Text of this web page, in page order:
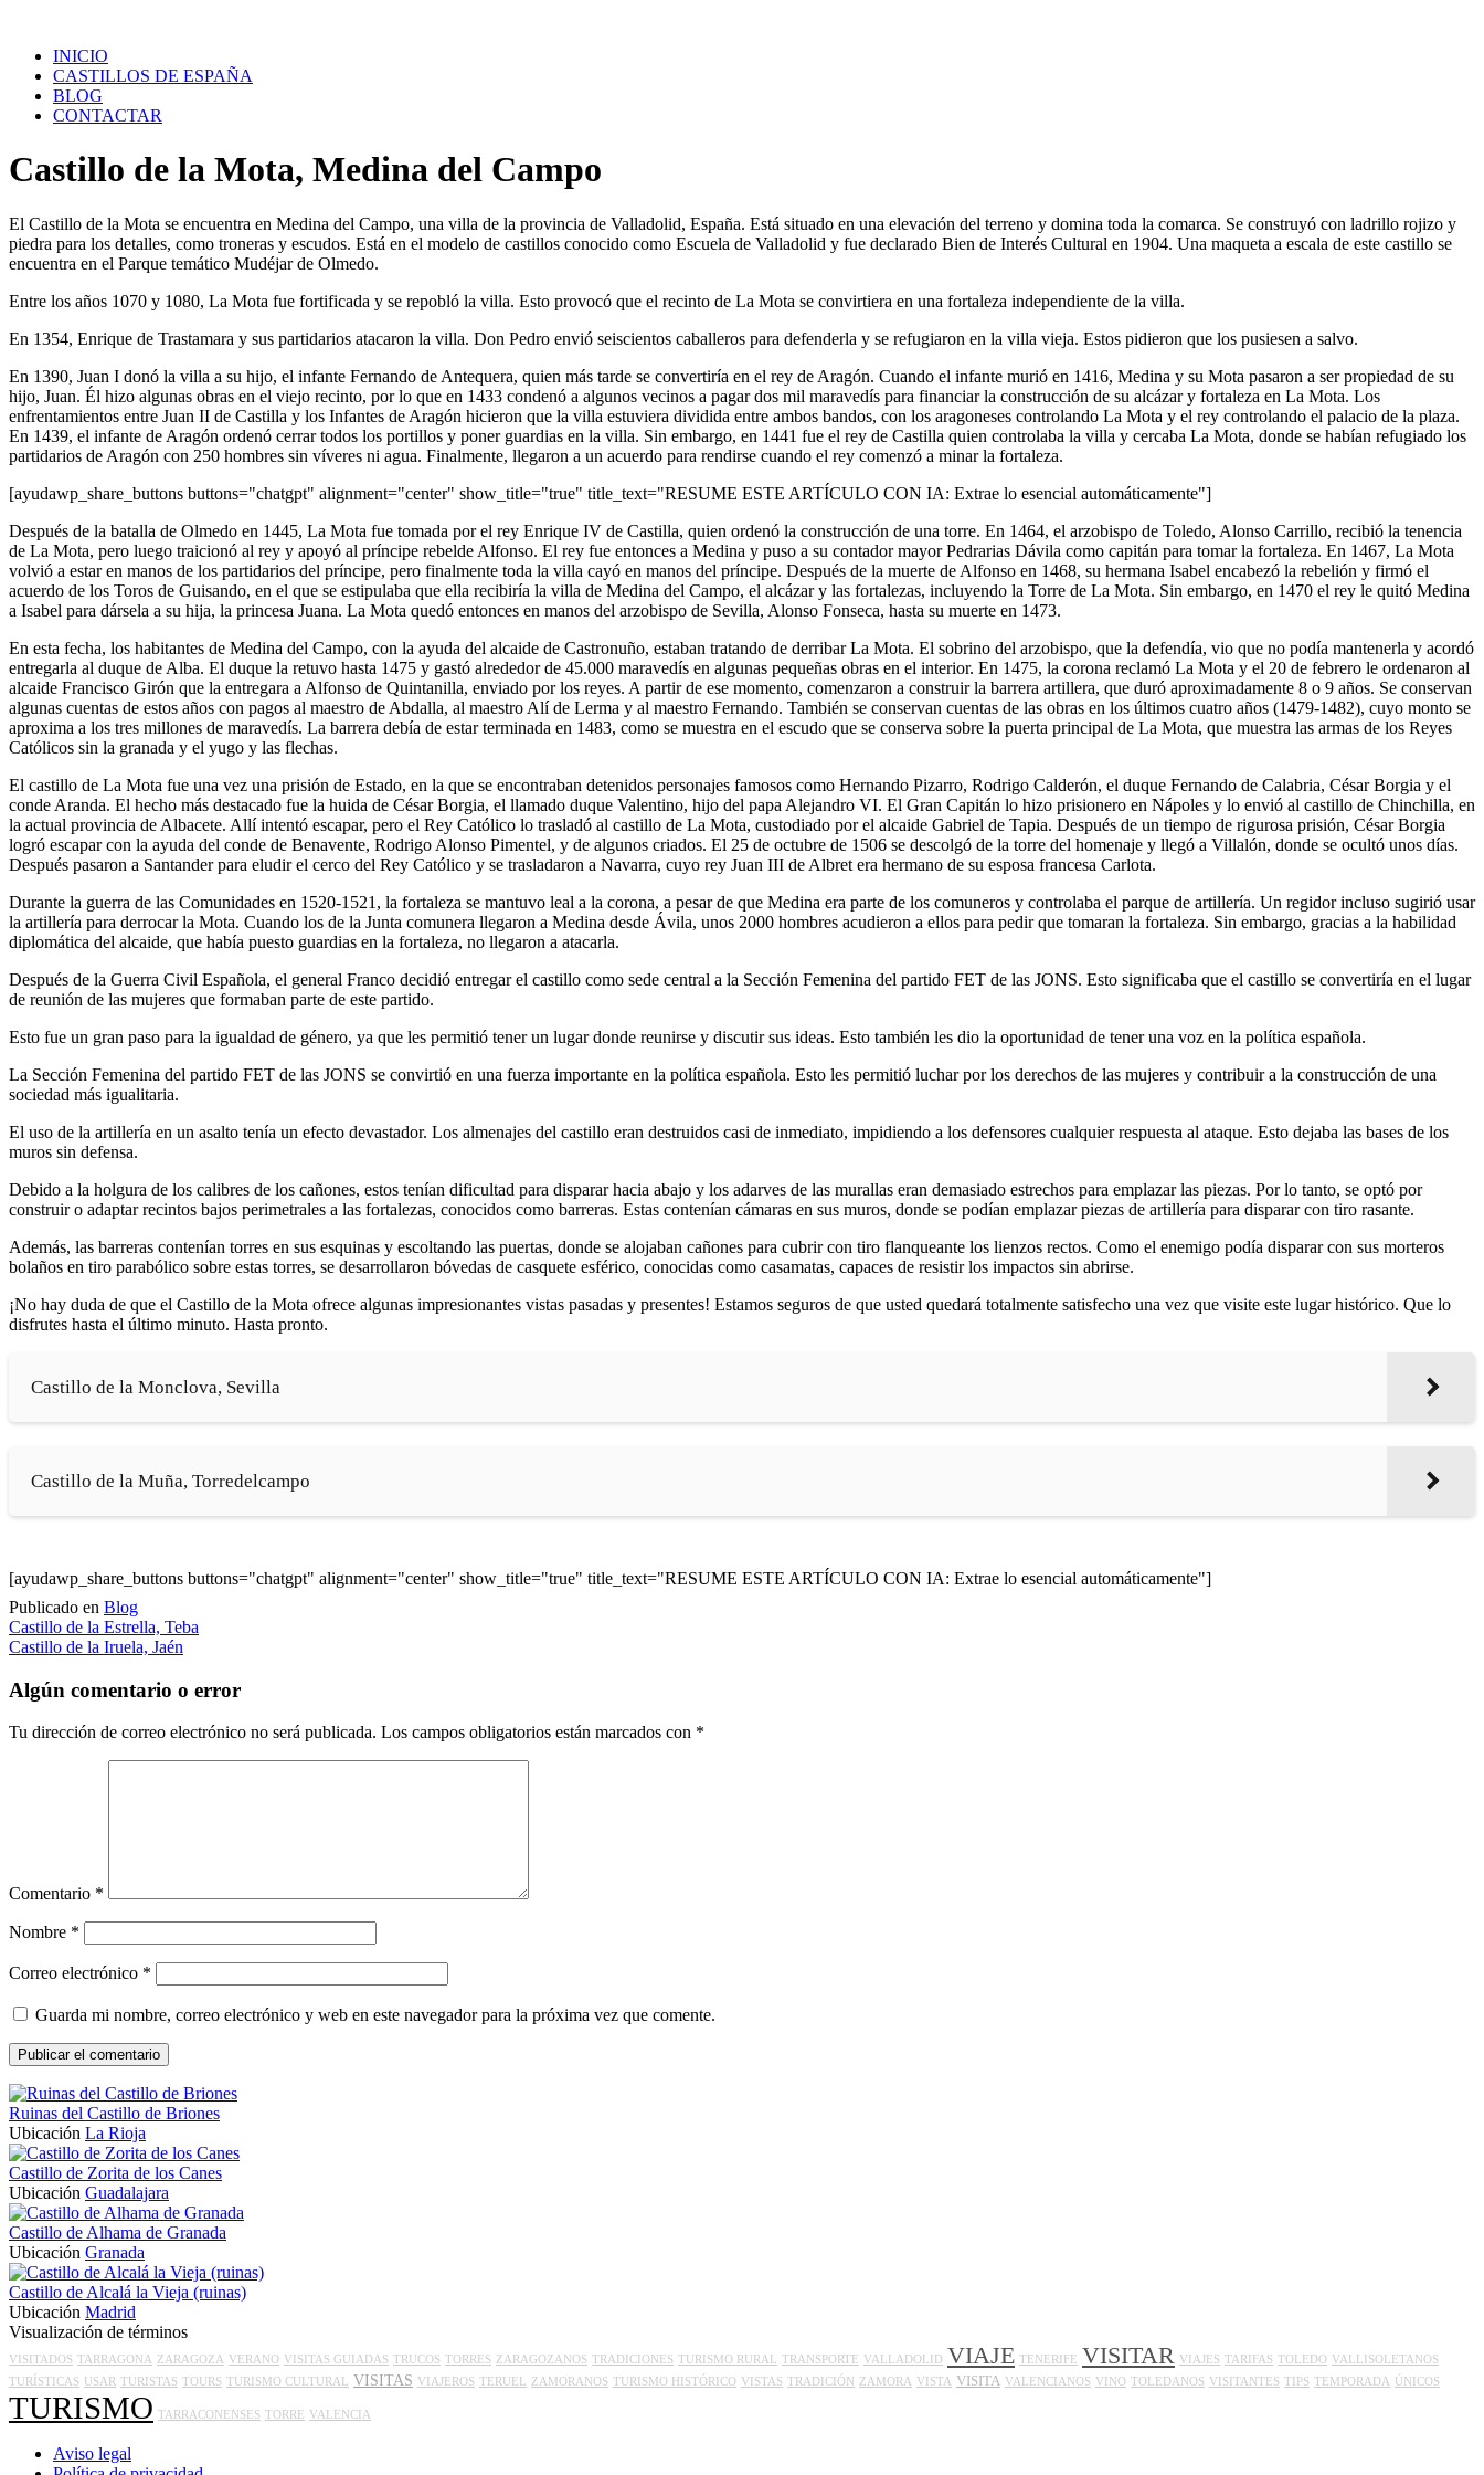
contenidoINICIO
CASTILLOS DE ESPAÑA
BLOG
CONTACTAR
Castillo de la Mota, Medina del Campo
El Castillo de la Mota se encuentra en Medina del Campo, una villa de la provincia de Valladolid, España. Está situado en una elevación del terreno y domina toda la comarca. Se construyó con ladrillo rojizo y
piedra para los detalles, como troneras y escudos. Está en el modelo de castillos conocido como Escuela de Valladolid y fue declarado Bien de Interés Cultural en 1904. Una maqueta a escala de este castillo se
encuentra en el Parque temático Mudéjar de Olmedo.
Entre los años 1070 y 1080, La Mota fue fortificada y se repobló la villa. Esto provocó que el recinto de La Mota se convirtiera en una fortaleza independiente de la villa.
En 1354, Enrique de Trastamara y sus partidarios atacaron la villa. Don Pedro envió seiscientos caballeros para defenderla y se refugiaron en la villa vieja. Estos pidieron que los pusiesen a salvo.
En 1390, Juan I donó la villa a su hijo, el infante Fernando de Antequera, quien más tarde se convertiría en el rey de Aragón. Cuando el infante murió en 1416, Medina y su Mota pasaron a ser propiedad de su
hijo, Juan. Él hizo algunas obras en el viejo recinto, por lo que en 1433 condenó a algunos vecinos a pagar dos mil maravedís para financiar la construcción de su alcázar y fortaleza en La Mota. Los
enfrentamientos entre Juan II de Castilla y los Infantes de Aragón hicieron que la villa estuviera dividida entre ambos bandos, con los aragoneses controlando La Mota y el rey controlando el palacio de la plaza.
En 1439, el infante de Aragón ordenó cerrar todos los portillos y poner guardias en la villa. Sin embargo, en 1441 fue el rey de Castilla quien controlaba la villa y cercaba La Mota, donde se habían refugiado los
partidarios de Aragón con 250 hombres sin víveres ni agua. Finalmente, llegaron a un acuerdo para rendirse cuando el rey comenzó a minar la fortaleza.
[ayudawp_share_buttons buttons="chatgpt" alignment="center" show_title="true" title_text="RESUME ESTE ARTÍCULO CON IA: Extrae lo esencial automáticamente"]
Después de la batalla de Olmedo en 1445, La Mota fue tomada por el rey Enrique IV de Castilla, quien ordenó la construcción de una torre. En 1464, el arzobispo de Toledo, Alonso Carrillo, recibió la tenencia
de La Mota, pero luego traicionó al rey y apoyó al príncipe rebelde Alfonso. El rey fue entonces a Medina y puso a su contador mayor Pedrarias Dávila como capitán para tomar la fortaleza. En 1467, La Mota
volvió a estar en manos de los partidarios del príncipe, pero finalmente toda la villa cayó en manos del príncipe. Después de la muerte de Alfonso en 1468, su hermana Isabel encabezó la rebelión y firmó el
acuerdo de los Toros de Guisando, en el que se estipulaba que ella recibiría la villa de Medina del Campo, el alcázar y las fortalezas, incluyendo la Torre de La Mota. Sin embargo, en 1470 el rey le quitó Medina
a Isabel para dársela a su hija, la princesa Juana. La Mota quedó entonces en manos del arzobispo de Sevilla, Alonso Fonseca, hasta su muerte en 1473.
En esta fecha, los habitantes de Medina del Campo, con la ayuda del alcaide de Castronuño, estaban tratando de derribar La Mota. El sobrino del arzobispo, que la defendía, vio que no podía mantenerla y acordó
entregarla al duque de Alba. El duque la retuvo hasta 1475 y gastó alrededor de 45.000 maravedís en algunas pequeñas obras en el interior. En 1475, la corona reclamó La Mota y el 20 de febrero le ordenaron al
alcaide Francisco Girón que la entregara a Alfonso de Quintanilla, enviado por los reyes. A partir de ese momento, comenzaron a construir la barrera artillera, que duró aproximadamente 8 o 9 años. Se conservan
algunas cuentas de estos años con pagos al maestro de Abdalla, al maestro Alí de Lerma y al maestro Fernando. También se conservan cuentas de las obras en los últimos cuatro años (1479-1482), cuyo monto se
aproxima a los tres millones de maravedís. La barrera debía de estar terminada en 1483, como se muestra en el escudo que se conserva sobre la puerta principal de La Mota, que muestra las armas de los Reyes
Católicos sin la granada y el yugo y las flechas.
El castillo de La Mota fue una vez una prisión de Estado, en la que se encontraban detenidos personajes famosos como Hernando Pizarro, Rodrigo Calderón, el duque Fernando de Calabria, César Borgia y el
conde Aranda. El hecho más destacado fue la huida de César Borgia, el llamado duque Valentino, hijo del papa Alejandro VI. El Gran Capitán lo hizo prisionero en Nápoles y lo envió al castillo de Chinchilla, en
la actual provincia de Albacete. Allí intentó escapar, pero el Rey Católico lo trasladó al castillo de La Mota, custodiado por el alcaide Gabriel de Tapia. Después de un tiempo de rigurosa prisión, César Borgia
logró escapar con la ayuda del conde de Benavente, Rodrigo Alonso Pimentel, y de algunos criados. El 25 de octubre de 1506 se descolgó de la torre del homenaje y llegó a Villalón, donde se ocultó unos días.
Después pasaron a Santander para eludir el cerco del Rey Católico y se trasladaron a Navarra, cuyo rey Juan III de Albret era hermano de su esposa francesa Carlota.
Durante la guerra de las Comunidades en 1520-1521, la fortaleza se mantuvo leal a la corona, a pesar de que Medina era parte de los comuneros y controlaba el parque de artillería. Un regidor incluso sugirió usar
la artillería para derrocar la Mota. Cuando los de la Junta comunera llegaron a Medina desde Ávila, unos 2000 hombres acudieron a ellos para pedir que tomaran la fortaleza. Sin embargo, gracias a la habilidad
diplomática del alcaide, que había puesto guardias en la fortaleza, no llegaron a atacarla.
Después de la Guerra Civil Española, el general Franco decidió entregar el castillo como sede central a la Sección Femenina del partido FET de las JONS. Esto significaba que el castillo se convertiría en el lugar
de reunión de las mujeres que formaban parte de este partido.
Esto fue un gran paso para la igualdad de género, ya que les permitió tener un lugar donde reunirse y discutir sus ideas. Esto también les dio la oportunidad de tener una voz en la política española.
La Sección Femenina del partido FET de las JONS se convirtió en una fuerza importante en la política española. Esto les permitió luchar por los derechos de las mujeres y contribuir a la construcción de una
sociedad más igualitaria.
El uso de la artillería en un asalto tenía un efecto devastador. Los almenajes del castillo eran destruidos casi de inmediato, impidiendo a los defensores cualquier respuesta al ataque. Esto dejaba las bases de los
muros sin defensa.
Debido a la holgura de los calibres de los cañones, estos tenían dificultad para disparar hacia abajo y los adarves de las murallas eran demasiado estrechos para emplazar las piezas. Por lo tanto, se optó por
construir o adaptar recintos bajos perimetrales a las fortalezas, conocidos como barreras. Estas contenían cámaras en sus muros, donde se podían emplazar piezas de artillería para disparar con tiro rasante.
Además, las barreras contenían torres en sus esquinas y escoltando las puertas, donde se alojaban cañones para cubrir con tiro flanqueante los lienzos rectos. Como el enemigo podía disparar con sus morteros
bolaños en tiro parabólico sobre estas torres, se desarrollaron bóvedas de casquete esférico, conocidas como casamatas, capaces de resistir los impactos sin abrirse.
¡No hay duda de que el Castillo de la Mota ofrece algunas impresionantes vistas pasadas y presentes! Estamos seguros de que usted quedará totalmente satisfecho una vez que visite este lugar histórico. Que lo
disfrutes hasta el último minuto. Hasta pronto.
Castillo de la Monclova, Sevilla
Castillo de la Muña, Torredelcampo
[ayudawp_share_buttons buttons="chatgpt" alignment="center" show_title="true" title_text="RESUME ESTE ARTÍCULO CON IA: Extrae lo esencial automáticamente"]
Publicado en Blog
Navegación
de
entradas
Castillo de la Estrella, Teba
Castillo de la Iruela, Jaén
Algún comentario o error
Tu dirección de correo electrónico no será publicada. Los campos obligatorios están marcados con *
Comentario *
Nombre *
Correo electrónico *
Guarda mi nombre, correo electrónico y web en este navegador para la próxima vez que comente.
Ruinas del Castillo de Briones
Ubicación La Rioja
Castillo de Zorita de los Canes
Ubicación Guadalajara
Castillo de Alhama de Granada
Ubicación Granada
Castillo de Alcalá la Vieja (ruinas)
Ubicación Madrid
Visualización de términos
VISITADOS TARRAGONA ZARAGOZA VERANO VISITAS GUIADAS TRUCOS TORRES ZARAGOZANOS TRADICIONES TURISMO RURAL TRANSPORTE VALLADOLID VIAJE TENERIFE VISITAR VIAJES TARIFAS TOLEDO VALLISOLETANOS
TURÍSTICAS USAR TURISTAS TOURS TURISMO CULTURAL VISITAS VIAJEROS TERUEL ZAMORANOS TURISMO HISTÓRICO VISTAS TRADICIÓN ZAMORA VISTA VISITA VALENCIANOS VINO TOLEDANOS VISITANTES TIPS TEMPORADA ÚNICOS
TURISMO TARRACONENSES TORRE VALENCIA
Aviso legal